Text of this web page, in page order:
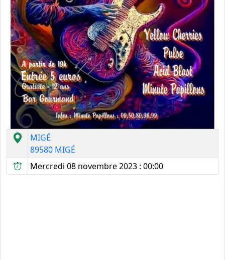
MIGÉ
89580 MIGÉ
Mercredi 08 novembre 2023 : 00:00